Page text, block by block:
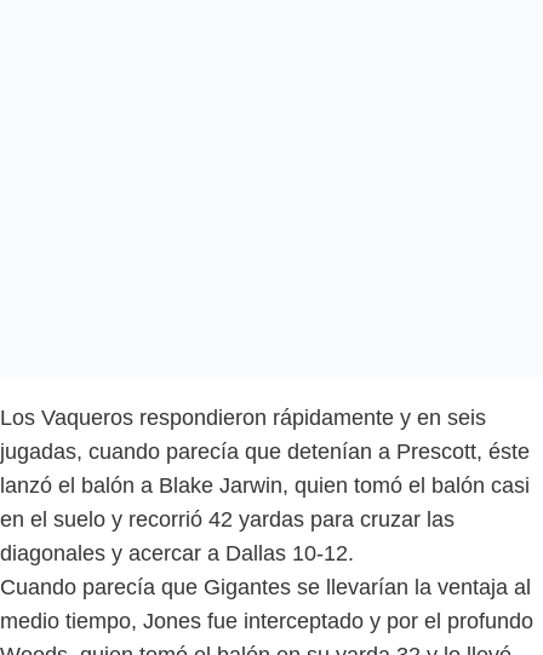
Los Vaqueros respondieron rápidamente y en seis
jugadas, cuando parecía que detenían a Prescott, éste
lanzó el balón a Blake Jarwin, quien tomó el balón casi
en el suelo y recorrió 42 yardas para cruzar las
diagonales y acercar a Dallas 10-12.
Cuando parecía que Gigantes se llevarían la ventaja al
medio tiempo, Jones fue interceptado y por el profundo